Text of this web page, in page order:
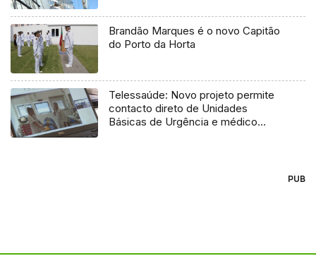
Brandão Marques é o novo Capitão
do Porto da Horta
Telessaúde: Novo projeto permite
contacto direto de Unidades
Básicas de Urgência e médico
PUB